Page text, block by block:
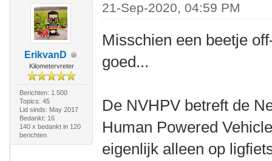
ErikvanD
Kilometervreter
Berichten: 1.500
Topics: 45
Lid sinds: May 2017
Bedankt: 16
140 x bedankt in 120
berichten
21-Sep-2020, 04:59 PM
Misschien een beetje
goed...
De NVHPV betreft de
Human Powered
eigenlijk alleen op